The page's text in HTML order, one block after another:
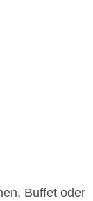
Buffet oder